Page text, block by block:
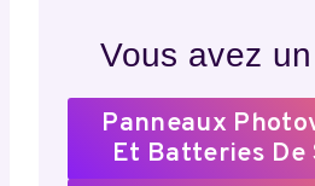
Vous avez
Panneaux
Et Batteries De